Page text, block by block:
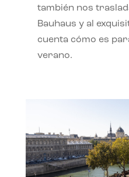
también nos
Bauhaus y al
cuenta cómo es
verano.